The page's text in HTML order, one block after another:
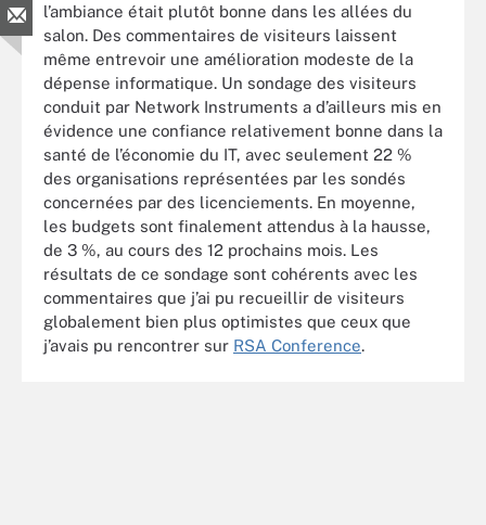
l’ambiance était plutôt bonne dans les allées du
salon. Des commentaires de visiteurs laissent
même entrevoir une amélioration modeste de la
dépense informatique. Un sondage des visiteurs
conduit par Network Instruments a d’ailleurs mis en
évidence une confiance relativement bonne dans la
santé de l’économie du IT, avec seulement 22 %
des organisations représentées par les sondés
concernées par des licenciements. En moyenne,
les budgets sont finalement attendus à la hausse,
de 3 %, au cours des 12 prochains mois. Les
résultats de ce sondage sont cohérents avec les
commentaires que j’ai pu recueillir de visiteurs
globalement bien plus optimistes que ceux que
j’avais pu rencontrer sur RSA Conference.